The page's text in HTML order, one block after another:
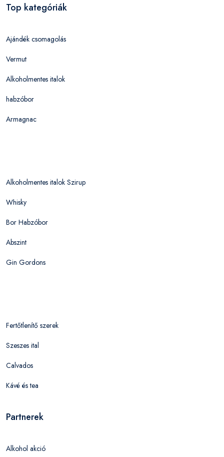
Top kategóriák
Ajándék csomagolás
Vermut
Alkoholmentes italok
habzóbor
Armagnac
Alkoholmentes italok Szirup
Whisky
Bor Habzóbor
Abszint
Gin Gordons
Fertőtlenítő szerek
Szeszes ital
Calvados
Kávé és tea
Partnerek
Alkohol akció